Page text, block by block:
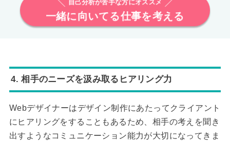
一緒に向いてる仕事を考える
4. 相手のニーズを汲み取るヒアリング力
Webデザイナーはデザイン制作にあたってクライアント
にヒアリングをすることもあるため、相手の考えを聞き
出すようなコミュニケーション能力が大切になってきま